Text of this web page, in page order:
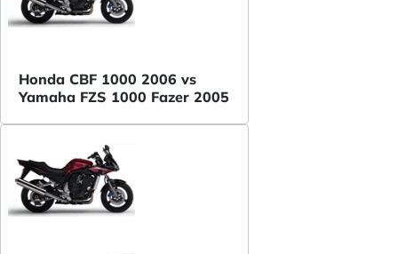
Honda CBF 1000 2006 vs
Yamaha FZS 1000 Fazer 2005